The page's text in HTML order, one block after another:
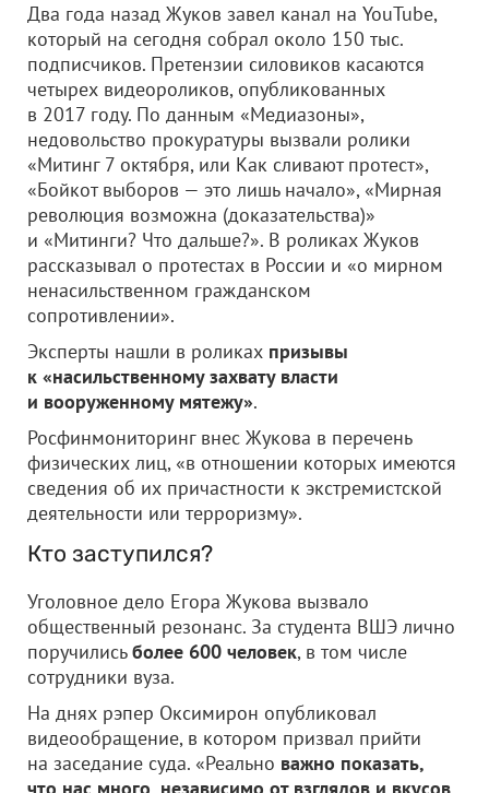
Два года назад Жуков завел канал на YouTube,
который на сегодня собрал около 150 тыс.
подписчиков. Претензии силовиков касаются
четырех видеороликов, опубликованных
в 2017 году. По данным «Медиазоны»,
недовольство прокуратуры вызвали ролики
«Митинг 7 октября, или Как сливают протест»,
«Бойкот выборов — это лишь начало», «Мирная
революция возможна (доказательства)»
и «Митинги? Что дальше?». В роликах Жуков
рассказывал о протестах в России и «о мирном
ненасильственном гражданском
сопротивлении».
Эксперты нашли в роликах призывы
к «насильственному захвату власти
и вооруженному мятежу».
Росфинмониторинг внес Жукова в перечень
физических лиц, «в отношении которых имеются
сведения об их причастности к экстремистской
деятельности или терроризму».
Кто заступился?
Уголовное дело Егора Жукова вызвало
общественный резонанс. За студента ВШЭ лично
поручилисьболее 600 человек, в том числе
сотрудники вуза.
На днях рэпер Оксимирон опубликовал
видеообращение, в котором призвал прийти
на заседание суда. «Реально важно показать,